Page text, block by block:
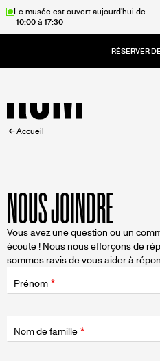
AllerLe musée est ouvert aujourd'hui de
10:00 à 17:30
Accueil
FIL
D'ARIANE
Accueil
NOUS JOINDRE
Vous avez une question ou un
écoute ! Nous nous efforçons de
sommes ravis de vous aider à
Champ
d'application
Prénom
Nom de famille